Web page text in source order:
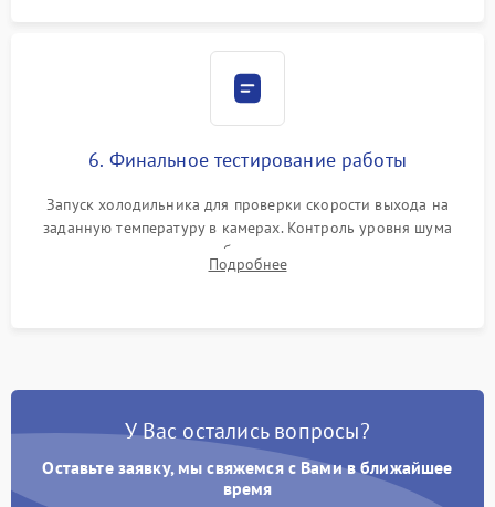
6. Финальное тестирование работы
Запуск холодильника для проверки скорости выхода на
заданную температуру в камерах. Контроль уровня шума
компрессора, отсутствия обмерзания стенок и корректного
срабатывания системы автоматической оттайки.
Подробнее
У Вас остались вопросы?
Оставьте заявку, мы свяжемся с Вами в ближайшее
время